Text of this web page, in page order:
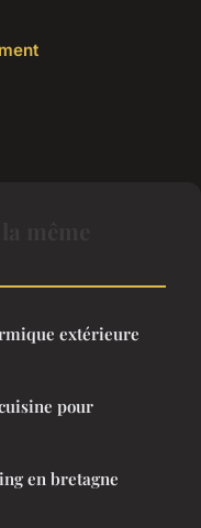
extérieure
pour
en bretagne